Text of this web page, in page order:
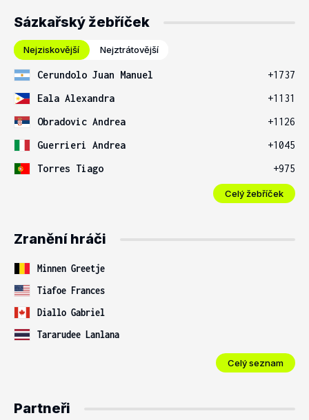
Sázkařský žebříček
Nejziskovější Nejztrátovější
Cerundolo Juan Manuel
+1737
Eala Alexandra
+1131
Obradovic Andrea
+1126
Guerrieri Andrea
+1045
Torres Tiago
+975
Celý žebříček
Zranění hráči
Minnen Greetje
Tiafoe Frances
Diallo Gabriel
Tararudee Lanlana
Celý seznam
Partneři